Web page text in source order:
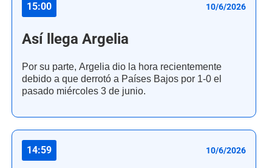
15:00 10/6/2026
Así llega Argelia
Por su parte, Argelia dio la hora recientemente
debido a que derrotó a Países Bajos por 1-0 el
pasado miércoles 3 de junio.
14:59 10/6/2026